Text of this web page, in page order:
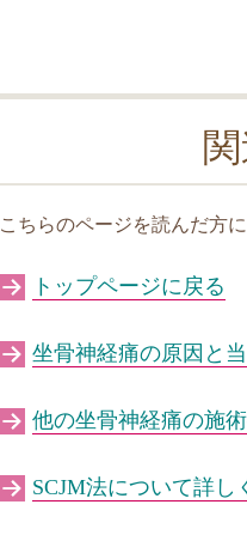
こちらのページを読んだ方
トップページに戻る
坐骨神経痛の原因と
他の坐骨神経痛の施
SCJM法について詳し